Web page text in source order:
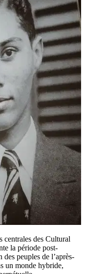
centrales des Cultural
la période post-
peuples de l’après-
un monde hybride,